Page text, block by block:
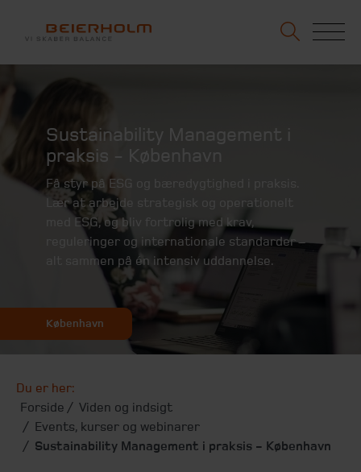
København
Sustainability Management i
praksis - København
Få styr på ESG og bæredygtighed i praksis.
Lær at arbejde strategisk og operationelt
med ESG, og bliv fortrolig med krav,
reguleringer og internationale standarder –
alt sammen på én intensiv uddannelse.
Du er her:
Forside
Viden og indsigt
Events, kurser og webinarer
Sustainability Management i praksis - København